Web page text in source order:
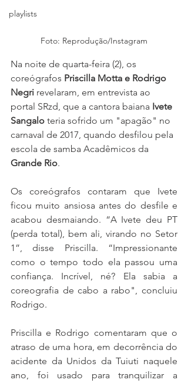
playlists
Foto: Reprodução/Instagram
Na noite de quarta-feira (2), os
coreógrafos Priscilla Motta e Rodrigo
Negri revelaram, em entrevista ao
portal SRzd, que a cantora baiana Ivete
Sangalo teria sofrido um "apagão" no
carnaval de 2017, quando desfilou pela
escola de samba Acadêmicos da
Grande Rio.
Os coreógrafos contaram que Ivete
ficou muito ansiosa antes do desfile e
acabou desmaiando. “A Ivete deu PT
(perda total), bem ali, virando no Setor
1”, disse Priscilla. “Impressionante
como o tempo todo ela passou uma
confiança. Incrível, né? Ela sabia a
coreografia de cabo a rabo", concluiu
Rodrigo.
Priscilla e Rodrigo comentaram que o
atraso de uma hora, em decorrência do
acidente da Unidos da Tuiuti naquele
ano, foi usado para tranquilizar a